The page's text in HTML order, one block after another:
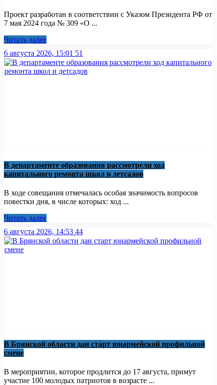
Проект разработан в соответствии с Указом Президента РФ от
7 мая 2024 года № 309 «О ...
Читать далее
6 августа 2026, 15:01 51
В департаменте образования рассмотрели ход
капитального ремонта школ и детсадов
В ходе совещания отмечалась особая значимость вопросов
повестки дня, в числе которых: ход ...
Читать далее
6 августа 2026, 14:53 44
В Брянской области дан старт юнармейской профильной
смене
В мероприятии, которое продлится до 17 августа, примут
участие 100 молодых патриотов в возрасте ...